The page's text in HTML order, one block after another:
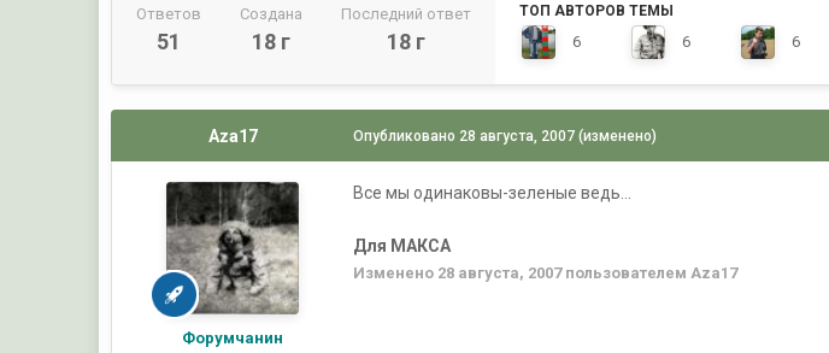
Ответов
51
Создана
18 г
Последний ответ
18 г
ТОП АВТОРОВ ТЕМЫ
6 6 6
Aza17
Форумчанин
Опубликовано 28 августа, 2007 (изменено)
Все мы одинаковы-зеленые ведь...
Для МАКСА
Изменено 28 августа, 2007пользователем Aza17